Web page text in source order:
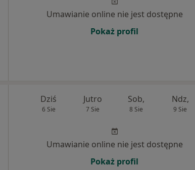
Umawianie online nie jest dostępne
Pokaż profil
Dziś
6 Sie
Jutro
7 Sie
Sob,
8 Sie
Ndz,
9 Sie
Umawianie online nie jest dostępne
Pokaż profil